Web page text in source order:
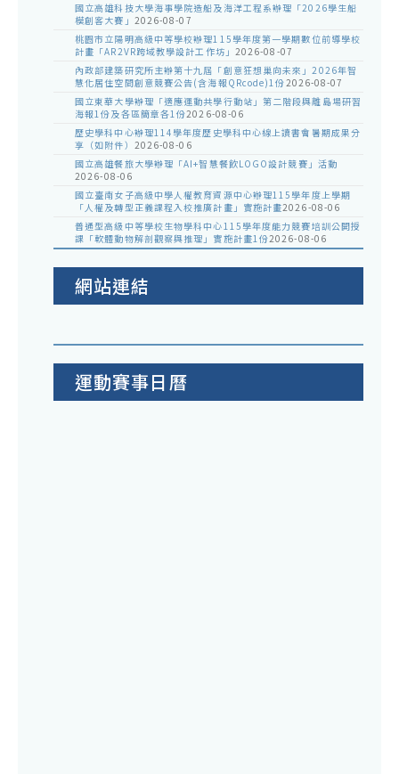
國立高雄科技大學海事學院造船及海洋工程系辦理「2026學生船
模創客大賽」 2026-08-07
桃園市立陽明高級中等學校辦理115學年度第一學期數位前導學校
計畫「AR2VR跨域教學設計工作坊」 2026-08-07
內政部建築研究所主辦第十九屆「創意狂想巢向未來」2026年智
慧化居住空間創意競賽公告(含海報QRcode)1份2026-08-07
國立東華大學辦理「適應運動共學行動站」第二階段與離島場研習
海報1份及各區簡章各1份2026-08-06
歷史學科中心辦理114學年度歷史學科中心線上讀書會暑期成果分
享（如附件） 2026-08-06
國立高雄餐旅大學辦理「AI+智慧餐飲LOGO設計競賽」活動
2026-08-06
國立臺南女子高級中學人權教育資源中心辦理115學年度上學期
「人權及轉型正義課程入校推廣計畫」實施計畫2026-08-06
普通型高級中等學校生物學科中心115學年度能力競賽培訓公開授
課「軟體動物解剖觀察與推理」實施計畫1份2026-08-06
網站連結
運動賽事日曆